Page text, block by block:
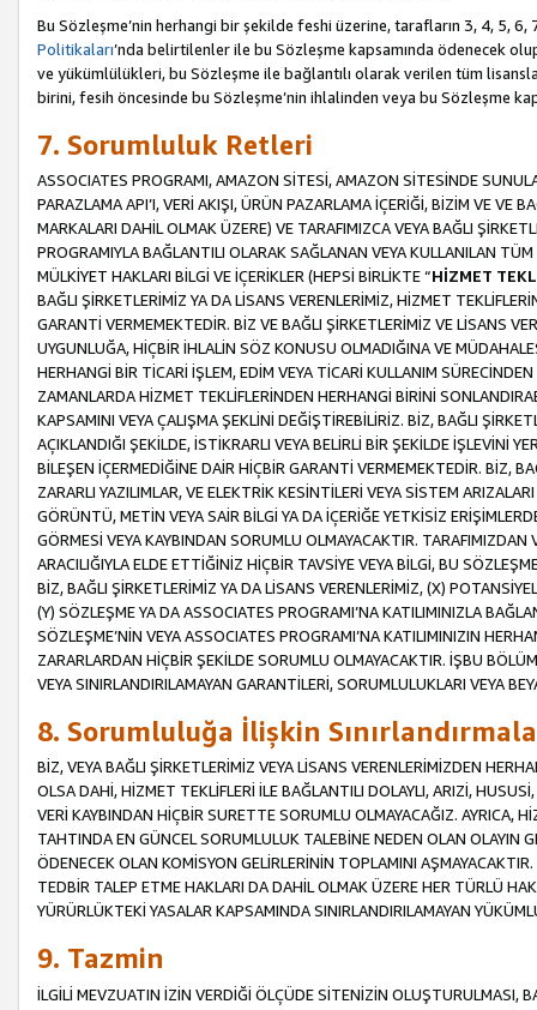
Bu Sözleşme’nin herhangi bir şekilde feshi üzerine, tarafların 3, 4, 5,
Politikaları’nda belirtilenler ile bu Sözleşme kapsamında ödenecek
ve yükümlülükleri, bu Sözleşme ile bağlantılı olarak verilen tüm
birini, fesih öncesinde bu Sözleşme’nin ihlalinden veya bu Sözleşme
7. Sorumluluk Retleri
ASSOCIATES PROGRAMI, AMAZON SİTESİ, AMAZON SİTESİNDE
PARAZLAMA API’I, VERİ AKIŞI, ÜRÜN PAZARLAMA İÇERİĞİ, BİZİM VE VE
MARKALARI DAHİL OLMAK ÜZERE) VE TARAFIMIZCA VEYA BAĞLI
PROGRAMIYLA BAĞLANTILI OLARAK SAĞLANAN VEYA KULLANILAN
MÜLKİYET HAKLARI BİLGİ VE İÇERİKLER (HEPSİ BİRLİKTE “HİZMET
BAĞLI ŞİRKETLERİMİZ YA DA LİSANS VERENLERİMİZ, HİZMET
GARANTİ VERMEMEKTEDİR. BİZ VE BAĞLI ŞİRKETLERİMİZ VE LİSANS
UYGUNLUĞA, HİÇBİR İHLALİN SÖZ KONUSU OLMADIĞINA VE
HERHANGİ BİR TİCARİ İŞLEM, EDİM VEYA TİCARİ KULLANIM
ZAMANLARDA HİZMET TEKLİFLERİNDEN HERHANGİ BİRİNİ
KAPSAMINI VEYA ÇALIŞMA ŞEKLİNİ DEĞİŞTİREBİLİRİZ. BİZ, BAĞLI
AÇIKLANDIĞI ŞEKİLDE, İSTİKRARLI VEYA BELİRLİ BİR ŞEKİLDE İŞLEVİNİ
BİLEŞEN İÇERMEDİĞİNE DAİR HİÇBİR GARANTİ VERMEMEKTEDİR. BİZ,
ZARARLI YAZILIMLAR, VE ELEKTRİK KESİNTİLERİ VEYA SİSTEM
GÖRÜNTÜ, METİN VEYA SAİR BİLGİ YA DA İÇERİĞE YETKİSİZ
GÖRMESİ VEYA KAYBINDAN SORUMLU OLMAYACAKTIR.
ARACILIĞIYLA ELDE ETTİĞİNİZ HİÇBİR TAVSİYE VEYA BİLGİ, BU
BİZ, BAĞLI ŞİRKETLERİMİZ YA DA LİSANS VERENLERİMİZ, (X)
(Y) SÖZLEŞME YA DA ASSOCIATES PROGRAMI’NA KATILIMINIZLA
SÖZLEŞME’NİN VEYA ASSOCIATES PROGRAMI’NA KATILIMINIZIN
ZARARLARDAN HİÇBİR ŞEKİLDE SORUMLU OLMAYACAKTIR. İŞBU
VEYA SINIRLANDIRILAMAYAN GARANTİLERİ, SORUMLULUKLARI VEYA
8. Sorumluluğa İlişkin
BİZ, VEYA BAĞLI ŞİRKETLERİMİZ VEYA LİSANS VERENLERİMİZDEN
OLSA DAHİ, HİZMET TEKLİFLERİ İLE BAĞLANTILI DOLAYLI, ARIZİ,
VERİ KAYBINDAN HİÇBİR SURETTE SORUMLU OLMAYACAĞIZ. AYRICA,
TAHTINDA EN GÜNCEL SORUMLULUK TALEBİNE NEDEN OLAN OLAYIN
ÖDENECEK OLAN KOMİSYON GELİRLERİNİN TOPLAMINI
TEDBİR TALEP ETME HAKLARI DA DAHİL OLMAK ÜZERE HER TÜRLÜ
YÜRÜRLÜKTEKİ YASALAR KAPSAMINDA SINIRLANDIRILAMAYAN
9. Tazmin
İLGİLİ MEVZUATIN İZİN VERDİĞİ ÖLÇÜDE SİTENİZİN OLUŞTURULMASI,